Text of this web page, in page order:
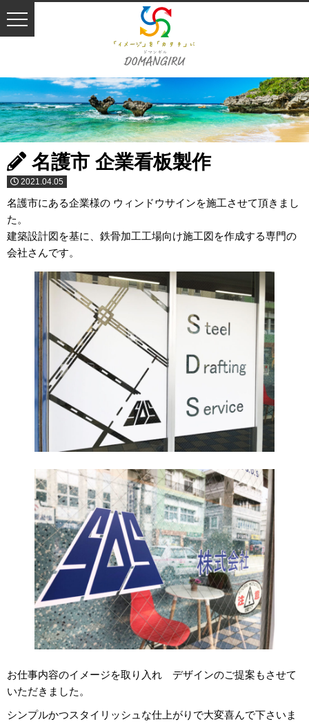
名護市 企業看板製作
2021.04.05
名護市にある企業様の ウィンドウサインを施工させて頂きまし
た。
建築設計図を基に、鉄骨加工工場向け施工図を作成する専門の
会社さんです。
お仕事内容のイメージを取り入れ デザインのご提案もさせて
いただきました。
シンプルかつスタイリッシュな仕上がりで大変喜んで下さいま